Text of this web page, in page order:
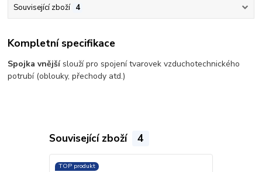
Související zboží 4
Kompletní specifikace
Spojka vnějšíslouží pro spojení tvarovek vzduchotechnického
potrubí (oblouky, přechody atd.)
Související zboží 4
TOP produkt